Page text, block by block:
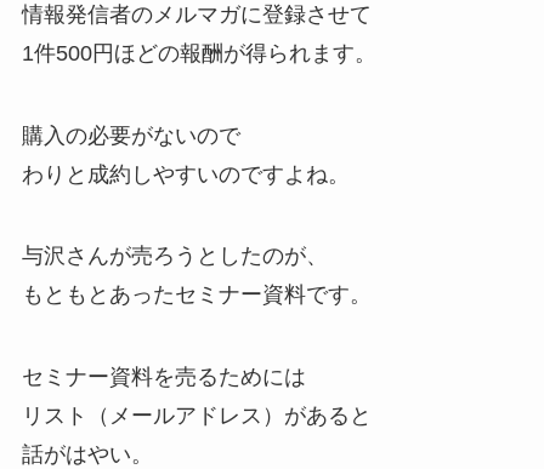
情報発信者のメルマガに登録させて
1件500円ほどの報酬が得られます。
購入の必要がないので
わりと成約しやすいのですよね。
与沢さんが売ろうとしたのが、
もともとあったセミナー資料です。
セミナー資料を売るためには
リスト（メールアドレス）があると
話がはやい。